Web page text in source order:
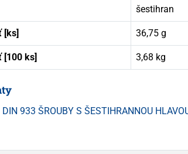
šestihran
[ks] 36,75 g
[100 ks] 3,68 kg
933 ŠROUBY S ŠESTIHRANNOU